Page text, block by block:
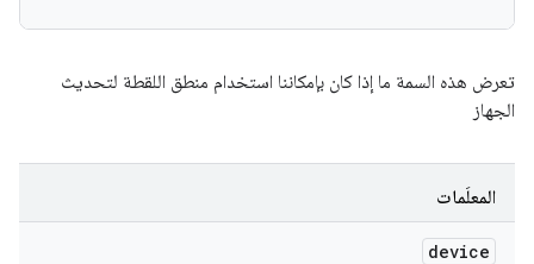
تعرض هذه السمة ما إذا كان بإمكاننا استخدام منطق اللقطة لتحديث
الجهاز
المعلَمات
device